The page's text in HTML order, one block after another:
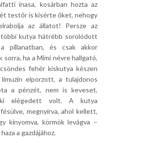
inasa, kosárban hozta az
testőr is kísérte őket, nehogy
az állatot! Persze az
kutya hátrébb sorolódott
pillanatban, és csak akkor
sorra, ha a Mimi névre hallgató,
fehér kiskutya készen
elporzott, a tulajdonos
a pénzét, nem is keveset,
elégedett volt. A kutya
megnyírva, ahol kellett,
kinyomva, körmök levágva –
a gazdájához.